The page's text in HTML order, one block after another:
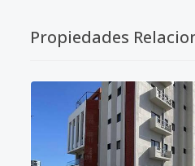
Propiedades